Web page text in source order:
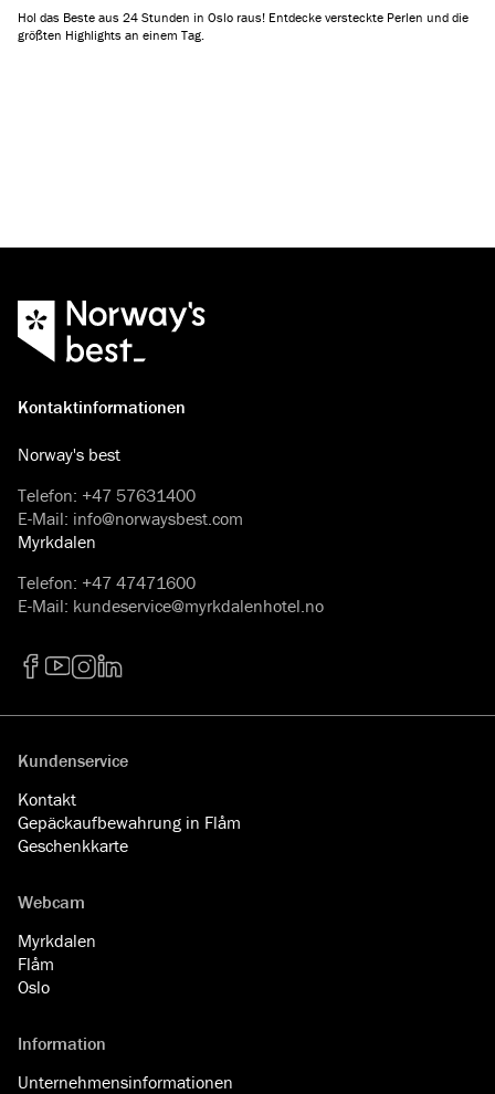
Hol das Beste aus 24 Stunden in Oslo raus! Entdecke versteckte Perlen und die
größten Highlights an einem Tag.
Kontaktinformationen
Norway's best
Telefon: +47 57631400
E-Mail: info@norwaysbest.com
Myrkdalen
Telefon: +47 47471600
E-Mail: kundeservice@myrkdalenhotel.no
Kundenservice
Kontakt
Gepäckaufbewahrung in Flåm
Geschenkkarte
Webcam
Myrkdalen
Flåm
Oslo
Information
Unternehmensinformationen